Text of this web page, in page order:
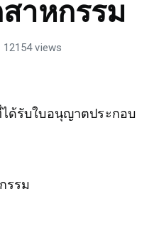
าหกรรม
12154 views
ด้รับใบอนุญาตประกอบ
รรม